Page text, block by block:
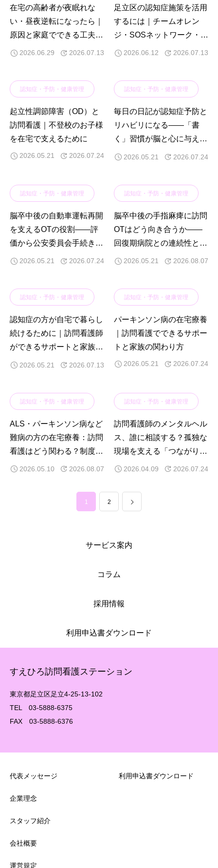
在宅の高齢者が夜眠れな
い・昼夜逆転になったら｜
原因と家庭でできる工夫、
訪問看護でできること
2026.06.29 2026.07.13
足立区の認知症施策を活用
するには｜チームオレン
ジ・SOSネットワーク・相
談窓口ガイド
2026.06.12 2026.07.13
認知症・予防・健康管理
起立性調節障害（OD）と
訪問看護｜不登校のお子様
を在宅で支えるために
2026.05.21 2026.07.24
認知症・予防・健康管理
毎日の日記が認知症予防と
リハビリになる——「書
く」習慣が脳と心に与える
効果を訪問リハビリの視点
2026.05.21 2026.07.24
認知症・予防・健康管理
脳卒中後の自動車運転再開
を支えるOTの役割——評
価から公安委員会手続きま
での全体フロー
2026.05.21 2026.07.24
認知症・予防・健康管理
脳卒中後の手指麻痺に訪問
OTはどう向き合うか——
回復期病院との連続性と在
宅での訓練戦略
2026.05.21 2026.08.07
認知症・予防・健康管理
認知症の方が自宅で暮らし
続けるために｜訪問看護師
ができるサポートと家族の
関わり方
2026.05.21 2026.07.13
認知症・予防・健康管理
パーキンソン病の在宅療養
｜訪問看護でできるサポー
トと家族の関わり方
2026.05.21 2026.07.24
認知症・予防・健康管理
ALS・パーキンソン病など
難病の方の在宅療養：訪問
看護はどう関わる？制度・
費用・対応内容を解説
2026.05.10 2026.08.07
認知症・予防・健康管理
訪問看護師のメンタルヘル
ス、誰に相談する？孤独な
現場を支える「つながり
方」の工夫
2026.04.09 2026.07.24
1 2
サービス案内
コラム
採用情報
利用申込書ダウンロード
すえひろ訪問看護ステーション
東京都足立区足立4-25-13-102
TEL 03-5888-6375
FAX 03-5888-6376
代表メッセージ
企業理念
スタッフ紹介
会社概要
運営規定
利用申込書ダウンロード